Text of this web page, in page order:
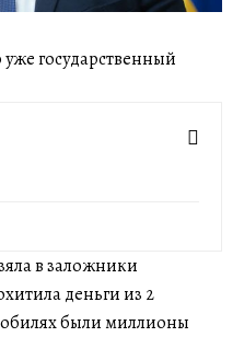
государственный
в заложники
деньги из 2
были миллионы